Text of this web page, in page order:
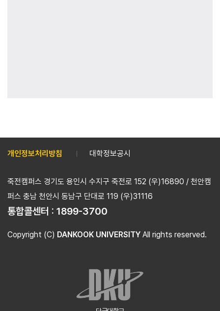
개인정보처리방침 대학정보공시
죽전캠퍼스 경기도 용인시 수지구 죽전로 152 (우)16890 / 천안캠
퍼스 충남 천안시 동남구 단대로 119 (우)31116
통합콜센터 : 1899-3700
Copyright (C) DANKOOK UNIVERSITY All rights reserved.